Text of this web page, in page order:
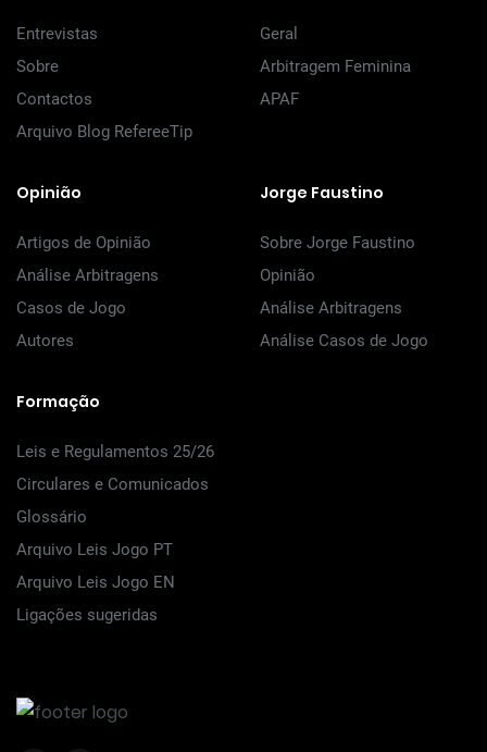
Entrevistas
Sobre
Contactos
Arquivo Blog RefereeTip
Geral
Arbitragem Feminina
APAF
Opinião
Artigos de Opinião
Análise Arbitragens
Casos de Jogo
Autores
Jorge Faustino
Sobre Jorge Faustino
Opinião
Análise Arbitragens
Análise Casos de Jogo
Formação
Leis e Regulamentos 25/26
Circulares e Comunicados
Glossário
Arquivo Leis Jogo PT
Arquivo Leis Jogo EN
Ligações sugeridas